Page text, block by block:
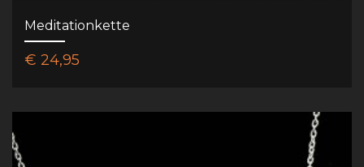
Meditationkette
€ 24,95